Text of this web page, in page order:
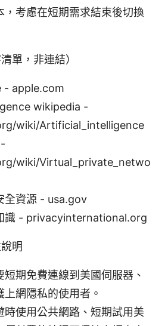
，考慮在短期需求結束後切換
單，非連結）
- apple.com
wikipedia -
wiki/Artificial_intelligence
wiki/Virtual_private_netwo
全資源 - usa.gov
識 - privacyinternational.org
明
短期免費連線到美國伺服器、
網隱私的使用者。
時使用公共網路、短期試用美